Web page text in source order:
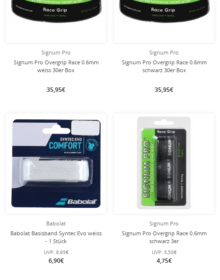
Signum Pro
Signum Pro Overgrip Race 0.6mm
weiss 30er Box
35,95€
Signum Pro
Signum Pro Overgrip Race 0.6mm
schwarz 30er Box
35,95€
Babolat
Babolat Basisband Syntec Evo weiss
- 1 Stück
UVP: 8,95€
6,90€
Signum Pro
Signum Pro Overgrip Race 0.6mm
schwarz 3er
UVP: 5,50€
4,75€